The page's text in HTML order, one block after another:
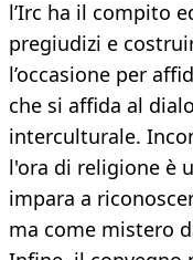
l’Irc ha il compito
pregiudizi e
l’occasione per
che si affida al
interculturale.
l'ora di religione è
impara a
ma come mistero